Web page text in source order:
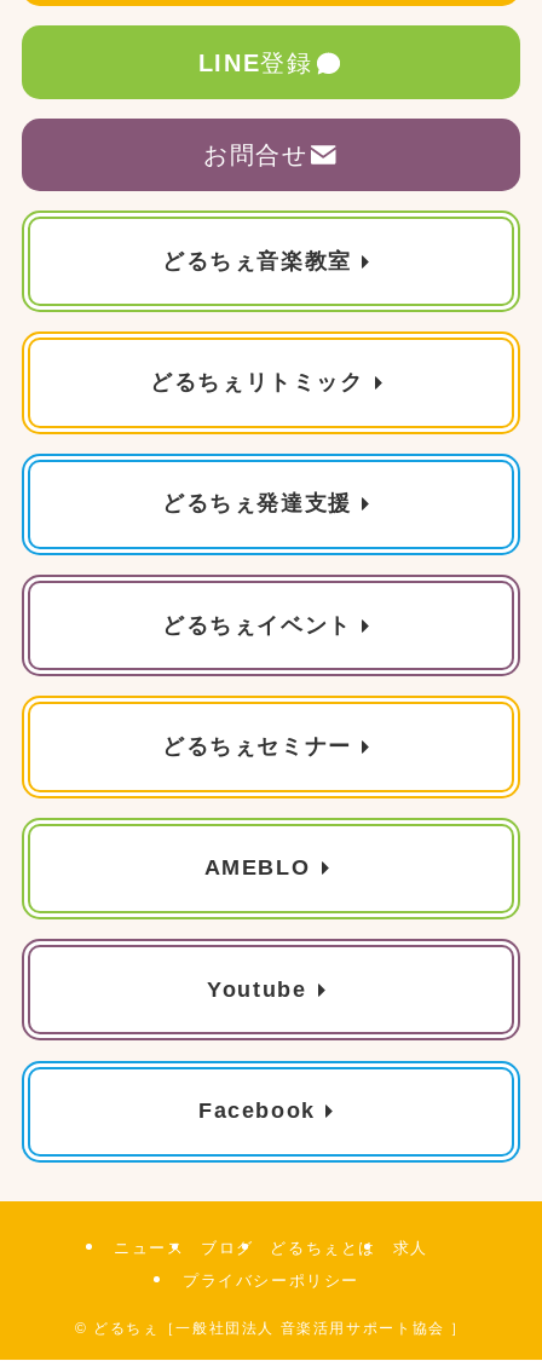
LINE登録
お問合せ
どるちぇ音楽教室
どるちぇリトミック
どるちぇ発達支援
どるちぇイベント
どるちぇセミナー
AMEBLO
Youtube
Facebook
ニュース ブログ どるちぇとは
求人
プライバシーポリシー
© どるちぇ［一般社団法人 音楽活用サポート協会 ］